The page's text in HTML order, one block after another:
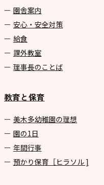
園舎案内
安心・安全対策
給食
課外教室
理事長のことば
教育と保育
美⽊多幼稚園の理想
園の1⽇
年間⾏事
預かり保育［ヒラソル ]
⼤阪府私⽴幼稚園連盟
社会福祉法人野田福祉会